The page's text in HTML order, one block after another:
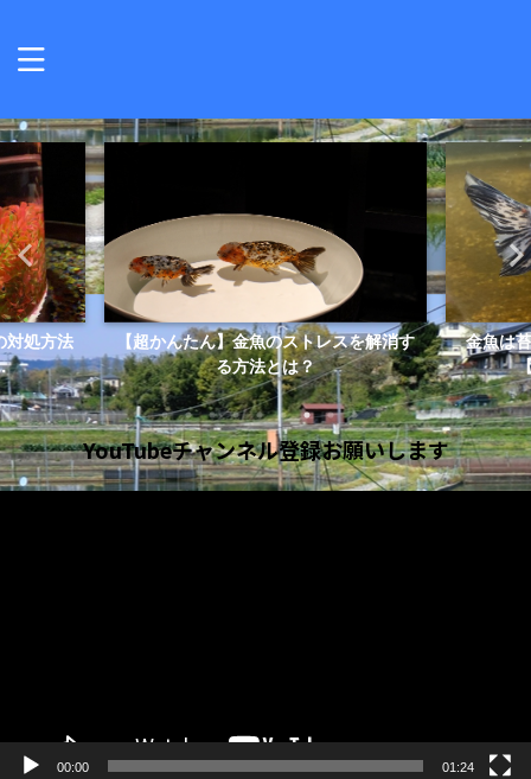
を解消す
金魚は苔を食べることで健康になる？
【苔は金魚の健康食で...
【金魚】
YouTubeチャンネル登録お願いします
00:00 01:24